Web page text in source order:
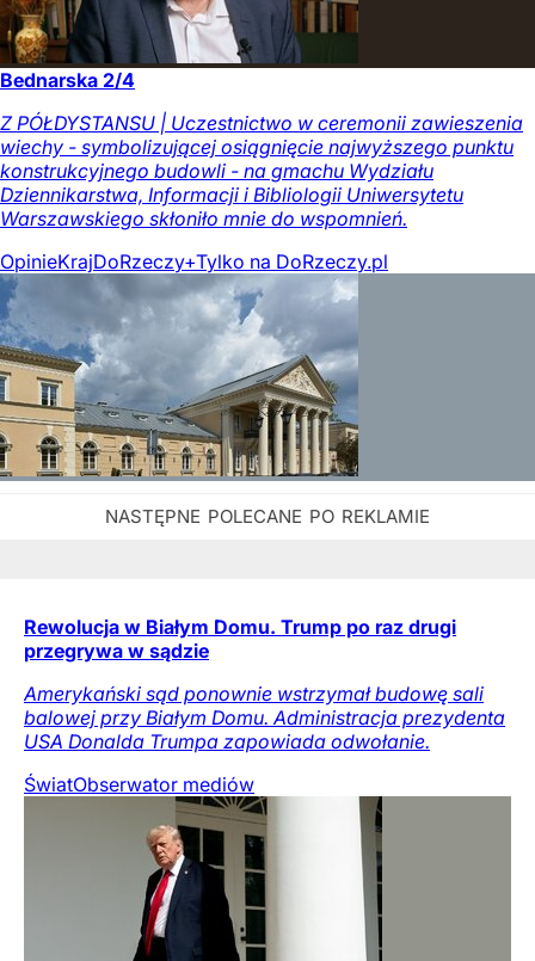
Bednarska 2/4
Z PÓŁDYSTANSU | Uczestnictwo w ceremonii zawieszenia
wiechy - symbolizującej osiągnięcie najwyższego punktu
konstrukcyjnego budowli - na gmachu Wydziału
Dziennikarstwa, Informacji i Bibliologii Uniwersytetu
Warszawskiego skłoniło mnie do wspomnień.
OpinieKrajDoRzeczy+Tylko na DoRzeczy.pl
Rewolucja w Białym Domu. Trump po raz drugi
przegrywa w sądzie
Amerykański sąd ponownie wstrzymał budowę sali
balowej przy Białym Domu. Administracja prezydenta
USA Donalda Trumpa zapowiada odwołanie.
ŚwiatObserwator mediów